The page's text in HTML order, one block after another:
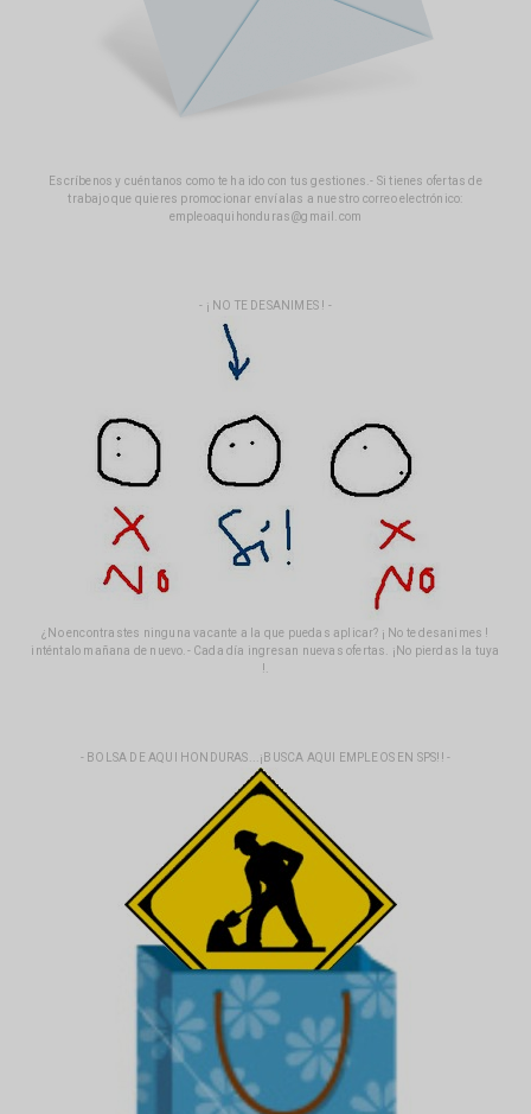
Escríbenos y cuéntanos como te ha ido con tus gestiones.- Si tienes ofertas de
trabajo que quieres promocionar envíalas a nuestro correo electrónico:
empleoaquihonduras@gmail.com
- ¡ NO TE DESANIMES ! -
¿No encontrastes ninguna vacante a la que puedas aplicar? ¡ No te desanimes !
inténtalo mañana de nuevo.- Cada día ingresan nuevas ofertas. ¡No pierdas la tuya
!.
- BOLSA DE AQUI HONDURAS...¡BUSCA AQUI EMPLEOS EN SPS!! -